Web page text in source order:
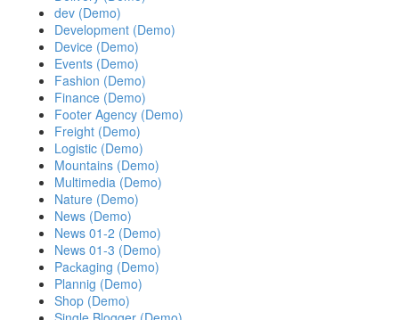
dev (Demo)
Development (Demo)
Device (Demo)
Events (Demo)
Fashion (Demo)
Finance (Demo)
Footer Agency (Demo)
Freight (Demo)
Logistic (Demo)
Mountains (Demo)
Multimedia (Demo)
Nature (Demo)
News (Demo)
News 01-2 (Demo)
News 01-3 (Demo)
Paсkaging (Demo)
Plannig (Demo)
Shop (Demo)